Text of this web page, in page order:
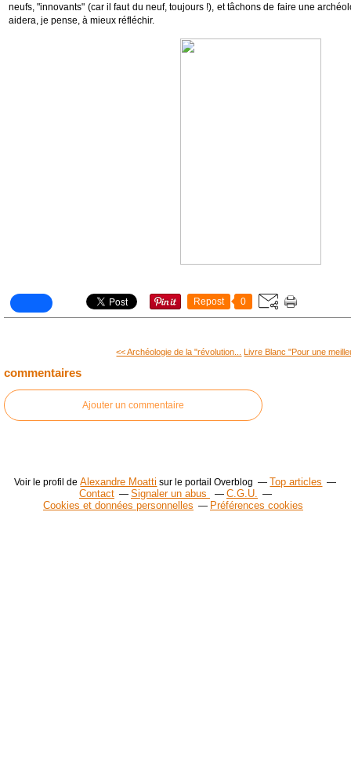
neufs, "innovants" (car il faut du neuf, toujours !), et tâchons de faire une
aidera, je pense, à mieux réfléchir.
Repost 0
<< Archéologie de la "révolution... Livre Blanc "Pour une
commentaires
Ajouter un commentaire
Voir le profil deAlexandre Moatti sur le portail Overblog
Top articles
Contact
Signaler un abus
C.G.U.
Cookies et données personnelles
Préférences cookies